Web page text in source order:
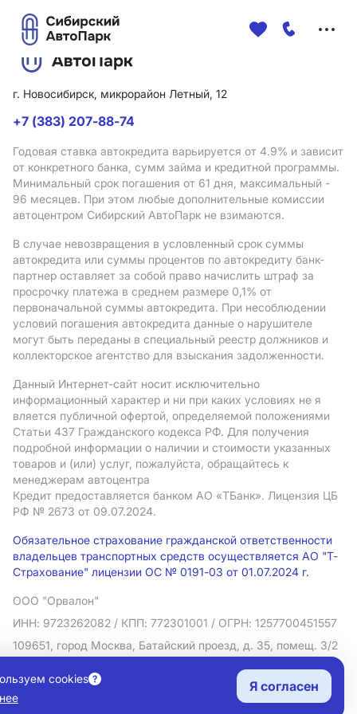
г. Новосибирск, микрорайон Летный, 12
+7 (383) 207-88-74
Годовая ставка автокредита варьируется от 4.9% и зависит
от конкретного банка, сумм займа и кредитной программы.
Минимальный срок погашения от 61 дня, максимальный -
96 месяцев. При этом любые дополнительные комиссии
автоцентром Сибирский АвтоПарк не взимаются.
В случае невозвращения в условленный срок суммы
автокредита или суммы процентов по автокредиту банк-
партнер оставляет за собой право начислить штраф за
просрочку платежа в среднем размере 0,1% от
первоначальной суммы автокредита. При несоблюдении
условий погашения автокредита данные о нарушителе
могут быть переданы в специальный реестр должников и
коллекторское агентство для взыскания задолженности.
Данный Интернет-сайт носит исключительно
информационный характер и ни при каких условиях не я
вляется публичной офертой, определяемой положениями
Статьи 437 Гражданского кодекса РФ. Для получения
подробной информации о наличии и стоимости указанных
товаров и (или) услуг, пожалуйста, обращайтесь к
менеджерам автоцентра
Кредит предоставляется банком АO «ТБанк». Лицензия ЦБ
РФ № 2673 от 09.07.2024.
Обязательное страхование гражданской ответственности
владельцев транспортных средств осуществляется АО "Т-
Страхование" лицензии ОС № 0191-03 от 01.07.2024 г.
ООО "Орвалон"
ИНН: 9723262082 / КПП: 772301001 / ОГРН: 1257700451557
109651, город Москва, Батайский проезд, д. 35, помещ. 3/2
Политика в отношении обработки персональных данных
Согласие на рекламную рассылку
Правовая информация
cookies
Я согласен